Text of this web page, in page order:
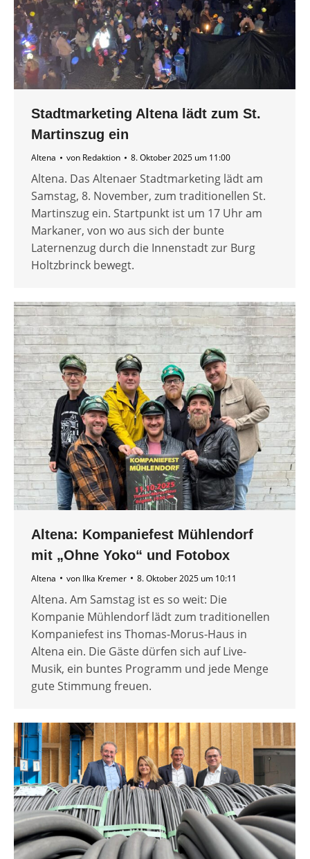
Stadtmarketing Altena lädt zum St.
Martinszug ein
Altena von Redaktion 8. Oktober 2025 um 11:00
Altena. Das Altenaer Stadtmarketing lädt am
Samstag, 8. November, zum traditionellen St.
Martinszug ein. Startpunkt ist um 17 Uhr am
Markaner, von wo aus sich der bunte
Laternenzug durch die Innenstadt zur Burg
Holtzbrinck bewegt.
Altena: Kompaniefest Mühlendorf
mit „Ohne Yoko“ und Fotobox
Altena von Ilka Kremer 8. Oktober 2025 um 10:11
Altena. Am Samstag ist es so weit: Die
Kompanie Mühlendorf lädt zum traditionellen
Kompaniefest ins Thomas-Morus-Haus in
Altena ein. Die Gäste dürfen sich auf Live-
Musik, ein buntes Programm und jede Menge
gute Stimmung freuen.